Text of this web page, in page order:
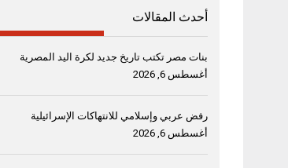
أحدث المقالات
بنات مصر تكتب تاريخ جديد لكرة اليد المصرية
أغسطس 6, 2026
رفض عربي وإسلامي للانتهاكات الإسرائيلية
أغسطس 6, 2026